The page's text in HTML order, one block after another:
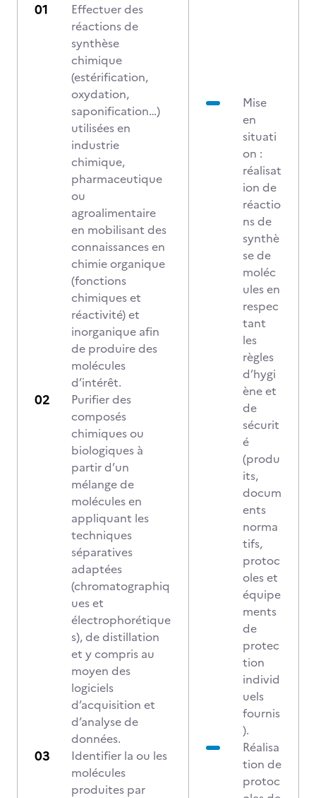
Effectuer des
réactions de
synthèse
chimique
(estérification,
oxydation,
saponification…)
utilisées en
industrie
chimique,
pharmaceutique
ou
agroalimentaire
en mobilisant des
connaissances en
chimie organique
(fonctions
chimiques et
réactivité) et
inorganique afin
de produire des
molécules
d’intérêt.
Purifier des
composés
chimiques ou
biologiques à
partir d’un
mélange de
molécules en
appliquant les
techniques
séparatives
adaptées
(chromatographiq
ues et
électrophorétique
s), de distillation
et y compris au
moyen des
logiciels
d’acquisition et
d’analyse de
données.
Identifier la ou les
molécules
produites par
Mise
en
situati
on :
réalisat
ion de
réactio
ns de
synthè
se de
moléc
ules en
respec
tant
les
règles
d’hygi
ène et
de
sécurit
é
(produ
its,
docum
ents
norma
tifs,
protoc
oles et
équipe
ments
de
protec
tion
individ
uels
fournis
).
Réalisa
tion de
protoc